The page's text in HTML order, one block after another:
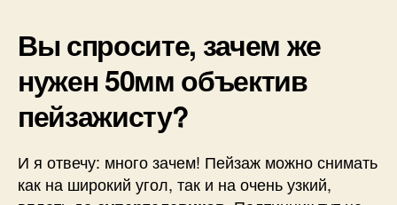
Вы спросите, зачем же
нужен 50мм объектив
пейзажисту?
И я отвечу: много зачем! Пейзаж можно снимать
как на широкий угол, так и на очень узкий,